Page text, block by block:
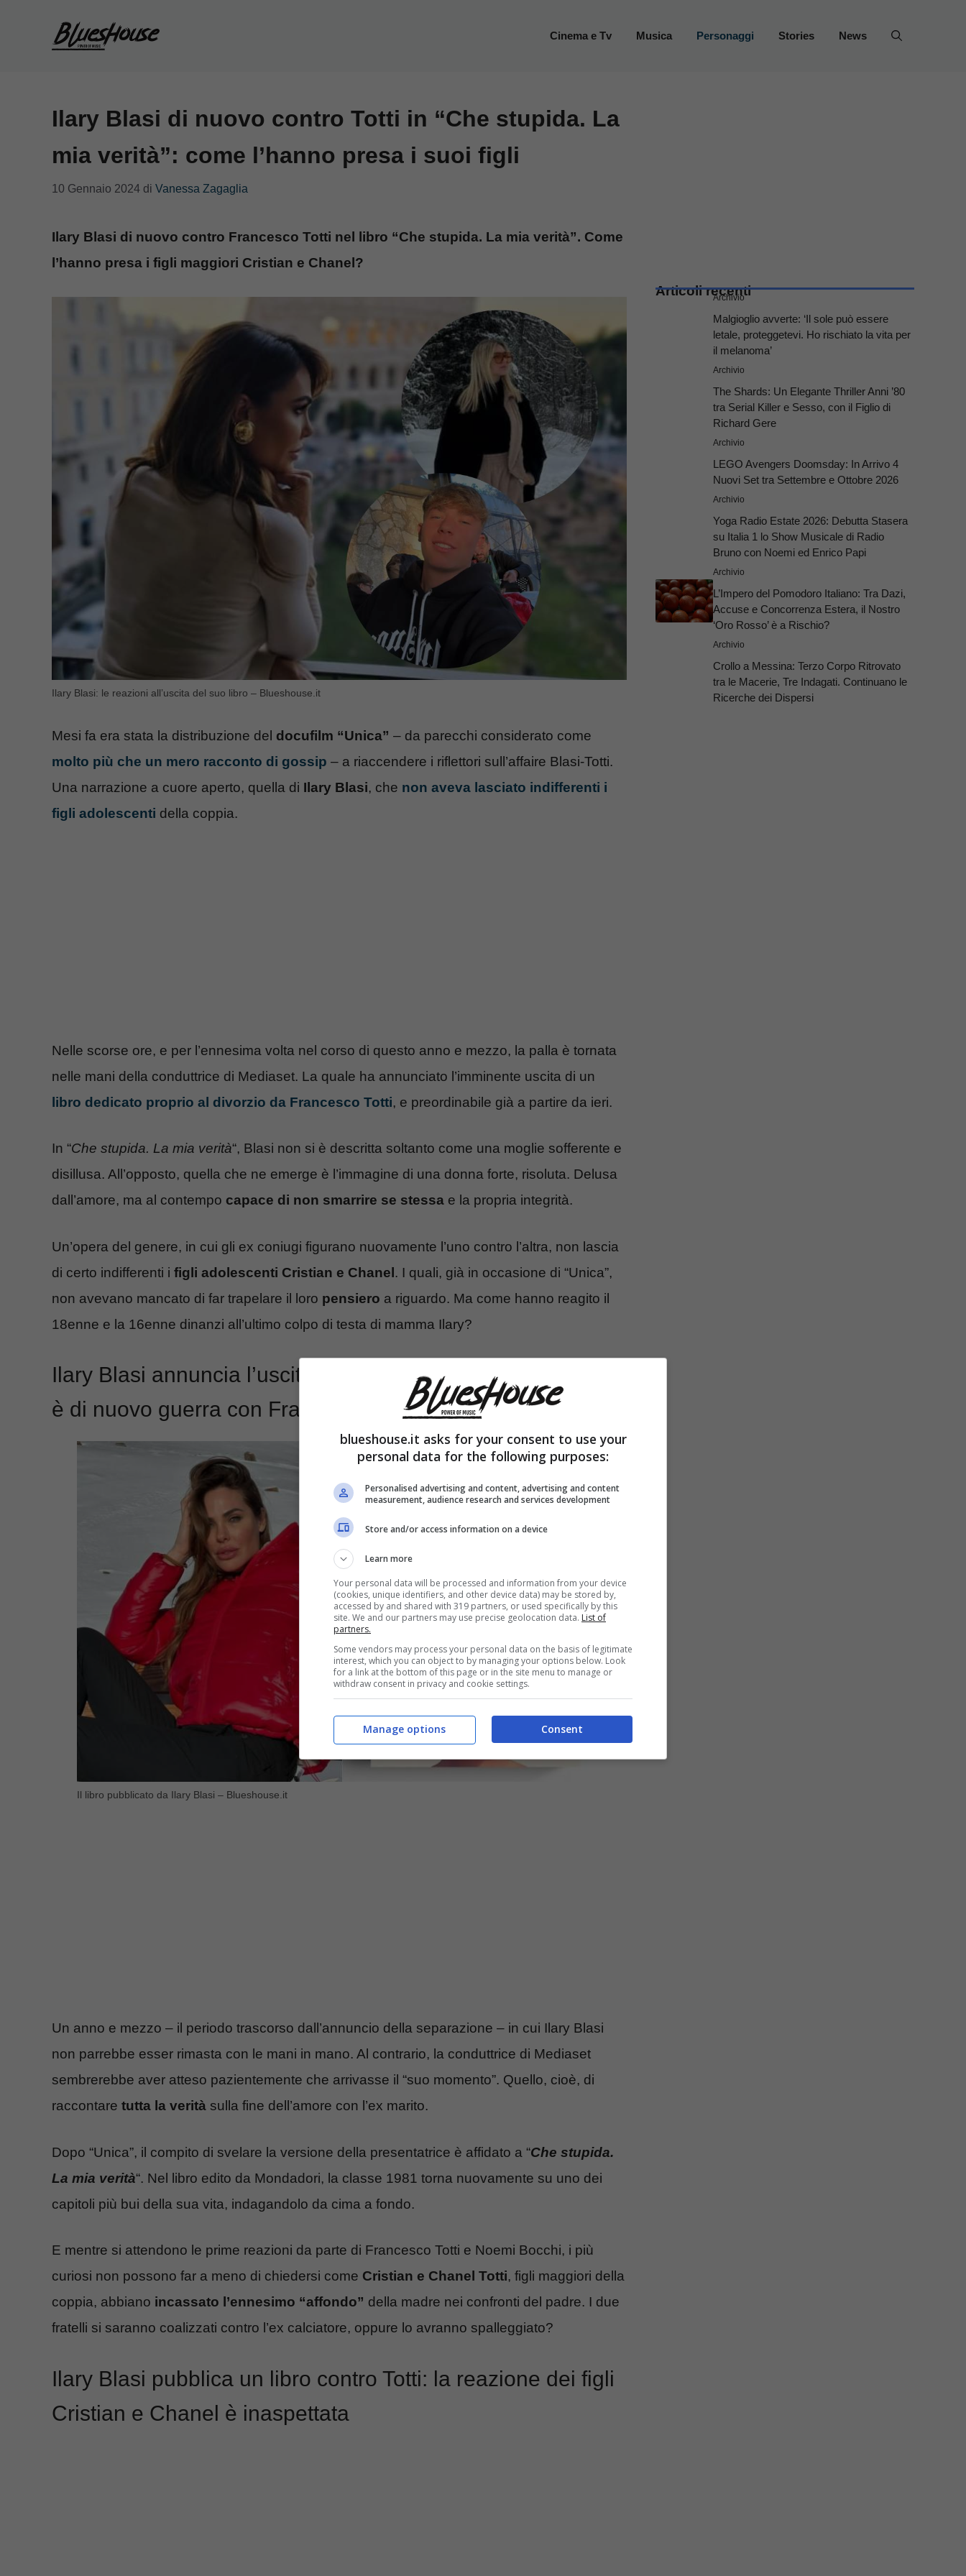
Cinema e Tv Musica Personaggi Stories News
Ilary Blasi di nuovo contro Totti in “Che stupida. La
mia verità”: come l’hanno presa i suoi figli
10 Gennaio 2024 di Vanessa Zagaglia
Ilary Blasi di nuovo contro Francesco Totti nel libro “Che stupida. La mia verità”. Come
l’hanno presa i figli maggiori Cristian e Chanel?
Ilary Blasi: le reazioni all’uscita del suo libro – Blueshouse.it
Mesi fa era stata la distribuzione del docufilm “Unica” – da parecchi considerato come
molto più che un mero racconto di gossip – a riaccendere i riflettori sull’affaire Blasi-Totti.
Una narrazione a cuore aperto, quella di Ilary Blasi, che non aveva lasciato indifferenti i
figli adolescenti della coppia.
Nelle scorse ore, e per l’ennesima volta nel corso di questo anno e mezzo, la palla è tornata
nelle mani della conduttrice di Mediaset. La quale ha annunciato l’imminente uscita di un
libro dedicato proprio al divorzio da Francesco Totti, e preordinabile già a partire da ieri.
In “Che stupida. La mia verità“, Blasi non si è descritta soltanto come una moglie sofferente e
disillusa. All’opposto, quella che ne emerge è l’immagine di una donna forte, risoluta. Delusa
dall’amore, ma al contempo capace di non smarrire se stessa e la propria integrità.
Un’opera del genere, in cui gli ex coniugi figurano nuovamente l’uno contro l’altra, non lascia
di certo indifferenti i figli adolescenti Cristian e Chanel . I quali, già in occasione di “Unica”,
non avevano mancato di far trapelare il loro pensiero a riguardo. Ma come hanno reagito il
18enne e la 16enne dinanzi all’ultimo colpo di testa di mamma Ilary?
Ilary Blasi annuncia l’uscita di “Che stupida. La mia verità”:
è di nuovo guerra con Francesco Totti
Il libro pubblicato da Ilary Blasi – Blueshouse.it
Un anno e mezzo – il periodo trascorso dall’annuncio della separazione – in cui Ilary Blasi
non parrebbe esser rimasta con le mani in mano. Al contrario, la conduttrice di Mediaset
sembrerebbe aver atteso pazientemente che arrivasse il “suo momento”. Quello, cioè, di
raccontare tutta la verità sulla fine dell’amore con l’ex marito.
Dopo “Unica”, il compito di svelare la versione della presentatrice è affidato a “Che stupida.
La mia verità“. Nel libro edito da Mondadori, la classe 1981 torna nuovamente su uno dei
capitoli più bui della sua vita, indagandolo da cima a fondo.
E mentre si attendono le prime reazioni da parte di Francesco Totti e Noemi Bocchi, i più
curiosi non possono far a meno di chiedersi come Cristian e Chanel Totti, figli maggiori della
coppia, abbiano incassato l’ennesimo “affondo” della madre nei confronti del padre. I due
fratelli si saranno coalizzati contro l’ex calciatore, oppure lo avranno spalleggiato?
Ilary Blasi pubblica un libro contro Totti: la reazione dei figli
Cristian e Chanel è inaspettata
Articoli recenti
Archivio
Malgioglio avverte: ‘Il sole può essere
letale, proteggetevi. Ho rischiato la vita per
il melanoma’
Archivio
The Shards: Un Elegante Thriller Anni ’80
tra Serial Killer e Sesso, con il Figlio di
Richard Gere
Archivio
LEGO Avengers Doomsday: In Arrivo 4
Nuovi Set tra Settembre e Ottobre 2026
Archivio
Yoga Radio Estate 2026: Debutta Stasera
su Italia 1 lo Show Musicale di Radio
Bruno con Noemi ed Enrico Papi
Archivio
L’Impero del Pomodoro Italiano: Tra Dazi,
Accuse e Concorrenza Estera, il Nostro
‘Oro Rosso’ è a Rischio?
Archivio
Crollo a Messina: Terzo Corpo Ritrovato
tra le Macerie, Tre Indagati. Continuano le
Ricerche dei Dispersi
blueshouse.it asks for your consent to use your
personal data for the following purposes:
Personalised advertising and content, advertising and content
measurement, audience research and services development
Store and/or access information on a device
Learn more
Your personal data will be processed and information from your device
(cookies, unique identifiers, and other device data) may be stored by,
accessed by and shared with 319 partners, or used specifically by this
site. We and our partners may use precise geolocation data. List of
partners.
Some vendors may process your personal data on the basis of legitimate
interest, which you can object to by managing your options below. Look
for a link at the bottom of this page or in the site menu to manage or
withdraw consent in privacy and cookie settings.
Consent
Manage options